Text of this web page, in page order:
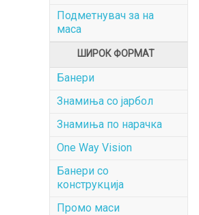
Подметнувач за на
маса
ШИРОК ФОРМАТ
Банери
Знамиња со јарбол
Знамиња по нарачка
One Way Vision
Банери со
конструкција
Промо маси